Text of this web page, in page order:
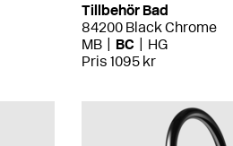
Tillbehör Bad
84200 Black Chrome
MB
BC
HG
Pris 1095 kr